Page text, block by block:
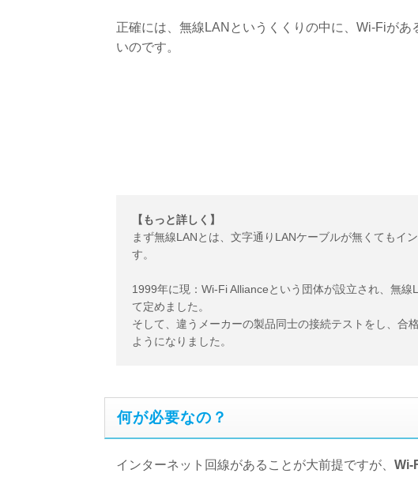
正確には、無線LANというくくりの中に、Wi-Fiがあ
いのです。
【もっと詳しく】
まず無線LANとは、文字通りLANケーブルが無くてもイ
す。
1999年に現：Wi-Fi Allianceという団体が設立され、無
て定めました。
そして、違うメーカーの製品同士の接続テストをし、合
ようになりました。
何が必要なの？
インターネット回線があることが大前提ですが、 Wi-